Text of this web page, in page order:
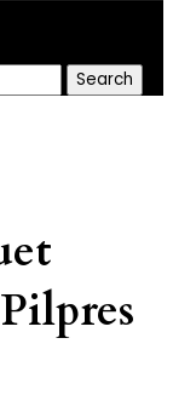
Search